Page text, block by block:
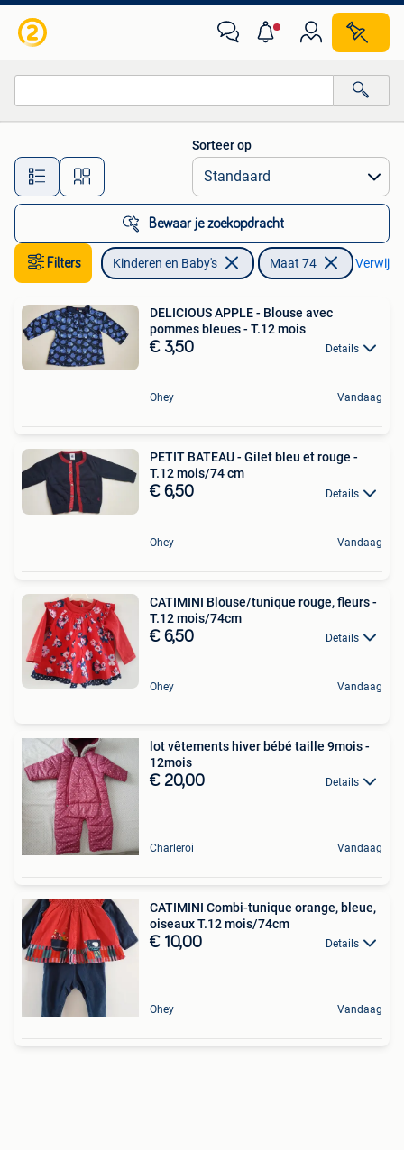
Alle afstanden…
Sorteer op
Bewaar je zoekopdracht
Filters Kinderen en Baby's Maat 74
DELICIOUS APPLE - Blouse avec
pommes bleues - T.12 mois
€ 3,50 Details
Ohey Vandaag
PETIT BATEAU - Gilet bleu et rouge -
T.12 mois/74 cm
€ 6,50 Details
Ohey Vandaag
CATIMINI Blouse/tunique rouge, fleurs -
T.12 mois/74cm
€ 6,50 Details
Ohey Vandaag
lot vêtements hiver bébé taille 9mois -
12mois
€ 20,00 Details
Charleroi Vandaag
CATIMINI Combi-tunique orange, bleue,
oiseaux T.12 mois/74cm
€ 10,00 Details
Ohey Vandaag